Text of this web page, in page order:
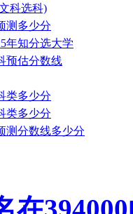
科选科)
测多少分
年知分选大学
预估分数线
类多少分
类多少分
测分数线多少分